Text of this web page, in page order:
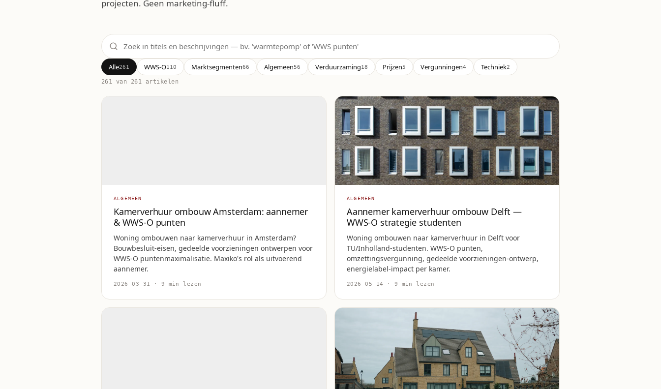
projecten. Geen marketing-fluff.
Alle261 WWS-O110 Marktsegmenten66 Algemeen56 Verduurzaming18 Prijzen5 Vergunningen4 Techniek2
261 van 261 artikelen
ALGEMEEN
Kamerverhuur ombouw Amsterdam: aannemer
& WWS-O punten
Woning ombouwen naar kamerverhuur in Amsterdam?
Bouwbesluit-eisen, gedeelde voorzieningen ontwerpen voor
WWS-O puntenmaximalisatie. Maxiko's rol als uitvoerend
aannemer.
2026-03-31 · 9 min lezen
ALGEMEEN
Aannemer kamerverhuur ombouw Delft —
WWS-O strategie studenten
Woning ombouwen naar kamerverhuur in Delft voor
TU/Inholland-studenten. WWS-O punten,
omzettingsvergunning, gedeelde voorzieningen-ontwerp,
energielabel-impact per kamer.
2026-05-14 · 9 min lezen